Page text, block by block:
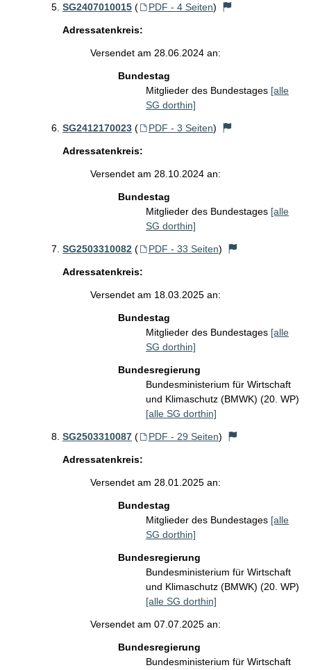
SG2407010015 ( PDF - 4 Seiten)
Adressatenkreis:
Versendet am 28.06.2024 an:
Bundestag
Mitglieder des Bundestages [alle
SG dorthin]
SG2412170023 ( PDF - 3 Seiten)
Adressatenkreis:
Versendet am 28.10.2024 an:
Bundestag
Mitglieder des Bundestages [alle
SG dorthin]
SG2503310082 ( PDF - 33 Seiten)
Adressatenkreis:
Versendet am 18.03.2025 an:
Bundestag
Mitglieder des Bundestages [alle
SG dorthin]
Bundesregierung
Bundesministerium für Wirtschaft
und Klimaschutz (BMWK) (20. WP)
[alle SG dorthin]
SG2503310087 ( PDF - 29 Seiten)
Adressatenkreis:
Versendet am 28.01.2025 an:
Bundestag
Mitglieder des Bundestages [alle
SG dorthin]
Bundesregierung
Bundesministerium für Wirtschaft
und Klimaschutz (BMWK) (20. WP)
[alle SG dorthin]
Versendet am 07.07.2025 an:
Bundesregierung
Bundesministerium für Wirtschaft